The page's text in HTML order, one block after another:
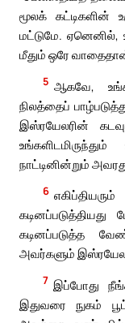
மூலக் கட்டிகளின்
மட்டுமே.
மீதும் ஒரே
5 ஆகவே,
நிலத்தைப்
இஸ்ரயேலரின்
நாட்டினின்றும்
6
கடினப்படுத்த
அவர்களும்
7 இப்போது
இதுவரை நுகம்